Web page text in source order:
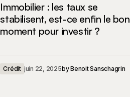
Immobilier : les taux se
stabilisent, est-ce enfin le bon
moment pour investir ?
Crédit juin 22, 2025byBenoit Sanschagrin